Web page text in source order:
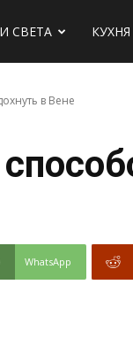
СВЕТА КУХНЯ
в Вене
WhatsApp